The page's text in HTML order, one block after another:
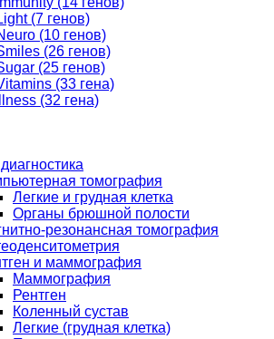
(7 генов)
(10 генов)
(26 генов)
(25 генов)
(33 гена)
(32 гена)
томография
Легкие и грудная клетка
Органы брюшной полости
резонансная томография
и маммография
Маммография
Рентген
Коленный сустав
Легкие (грудная клетка)